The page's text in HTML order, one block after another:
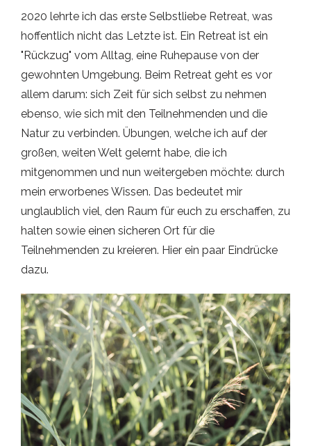
2020 lehrte ich das erste Selbstliebe Retreat, was
hoffentlich nicht das Letzte ist. Ein Retreat ist ein
"Rückzug" vom Alltag, eine Ruhepause von der
gewohnten Umgebung. Beim Retreat geht es vor
allem darum: sich Zeit für sich selbst zu nehmen
ebenso, wie sich mit den Teilnehmenden und die
Natur zu verbinden. Übungen, welche ich auf der
großen, weiten Welt gelernt habe, die ich
mitgenommen und nun weitergeben möchte: durch
mein erworbenes Wissen. Das bedeutet mir
unglaublich viel, den Raum für euch zu erschaffen, zu
halten sowie einen sicheren Ort für die
Teilnehmenden zu kreieren. Hier ein paar Eindrücke
dazu.